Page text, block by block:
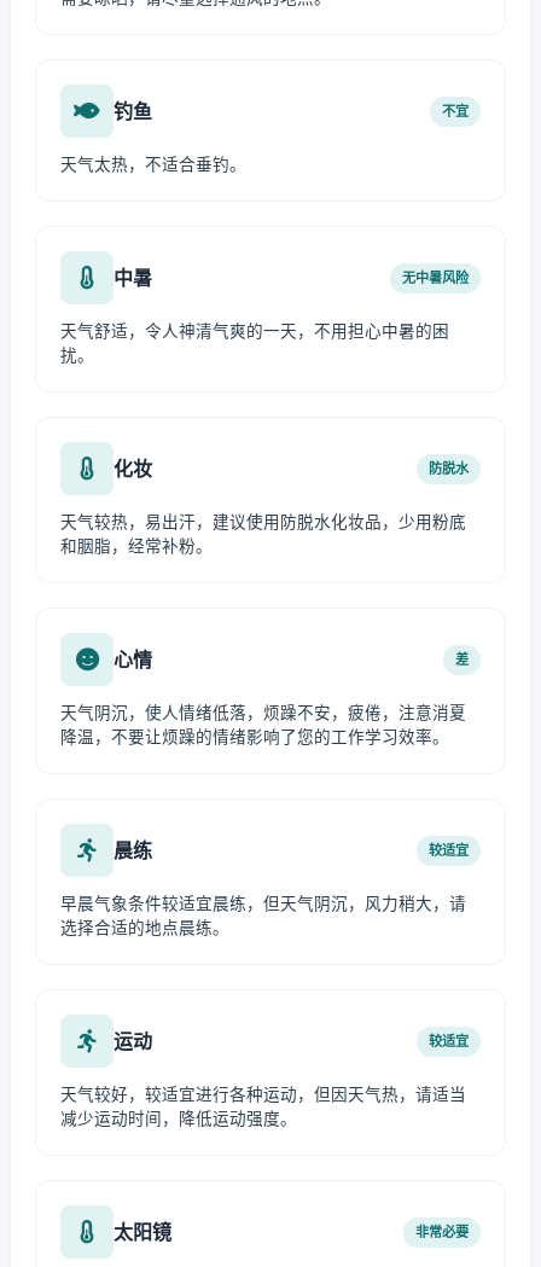
钓鱼 不宜
天气太热，不适合垂钓。
中暑 无中暑风险
天气舒适，令人神清气爽的一天，不用担心中暑的困
扰。
化妆 防脱水
天气较热，易出汗，建议使用防脱水化妆品，少用粉底
和胭脂，经常补粉。
心情 差
天气阴沉，使人情绪低落，烦躁不安，疲倦，注意消夏
降温，不要让烦躁的情绪影响了您的工作学习效率。
晨练 较适宜
早晨气象条件较适宜晨练，但天气阴沉，风力稍大，请
选择合适的地点晨练。
运动 较适宜
天气较好，较适宜进行各种运动，但因天气热，请适当
减少运动时间，降低运动强度。
太阳镜 非常必要